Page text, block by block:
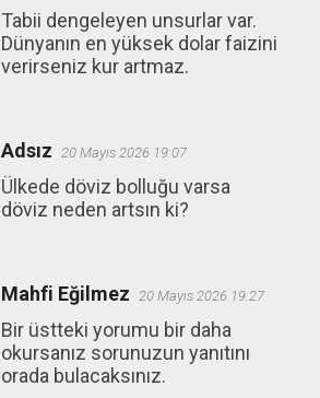
Tabii dengeleyen unsurlar var.
Dünyanın en yüksek dolar faizini
verirseniz kur artmaz.
Adsız 20 Mayıs 2026 19:07
Ülkede döviz bolluğu varsa
döviz neden artsın ki?
Mahfi Eğilmez 20 Mayıs 2026 19:27
Bir üstteki yorumu bir daha
okursanız sorunuzun yanıtını
orada bulacaksınız.